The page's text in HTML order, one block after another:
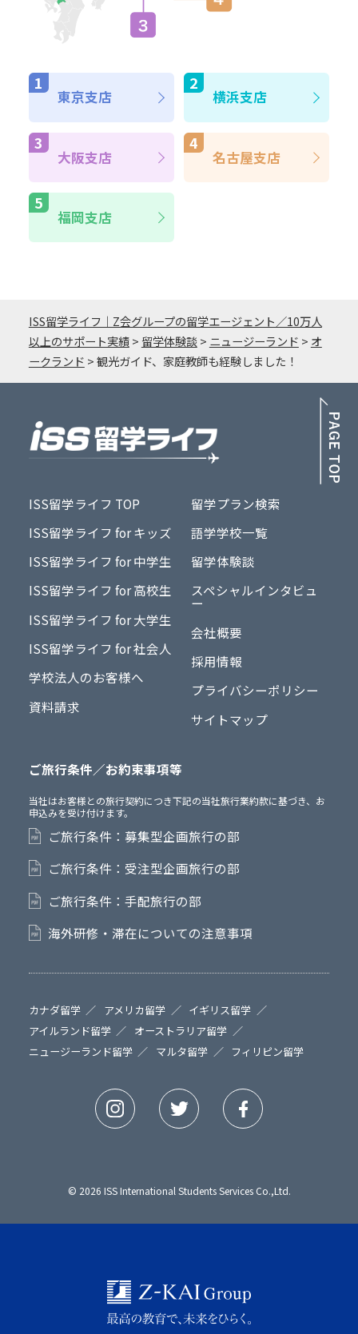
東京支店 横浜支店
大阪支店 名古屋支店
福岡支店
ISS留学ライフ｜Z会グループの留学エージェント／10万人
以上のサポート実績> 留学体験談> ニュージーランド > オ
ークランド >観光ガイド、家庭教師も経験しました！
ISS留学ライフ TOP
ISS留学ライフ for キッズ
ISS留学ライフ for 中学生
ISS留学ライフ for 高校生
ISS留学ライフ for 大学生
ISS留学ライフ for 社会人
学校法人のお客様へ
資料請求
留学プラン検索
語学学校一覧
留学体験談
スペシャルインタビュ
ー
会社概要
採用情報
プライバシーポリシー
サイトマップ
ご旅行条件／お約束事項等
当社はお客様との旅行契約につき下記の当社旅行業約款に基づき、お
申込みを受け付けます。
ご旅行条件：募集型企画旅行の部
ご旅行条件：受注型企画旅行の部
ご旅行条件：手配旅行の部
海外研修・滞在についての注意事項
カナダ留学 アメリカ留学
イギリス留学
アイルランド留学
オーストラリア留学
ニュージーランド留学
マルタ留学 フィリピン留学
© 2026 ISS International Students Services Co.,Ltd.